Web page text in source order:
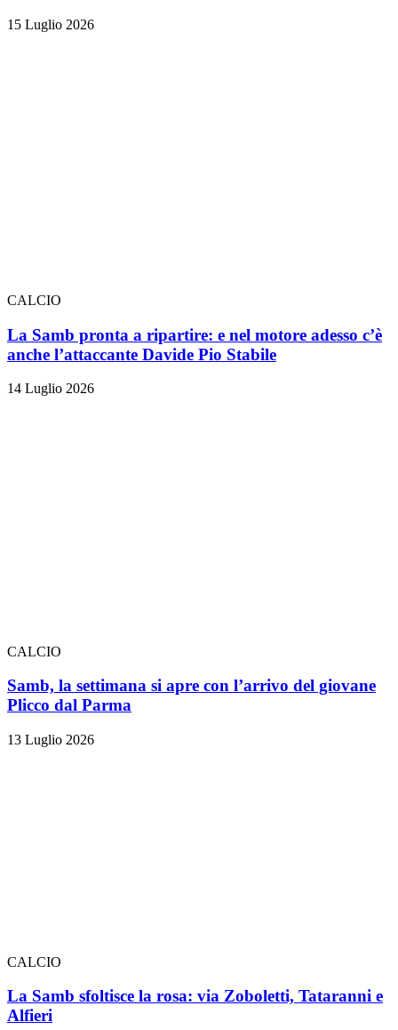
15 Luglio 2026
CALCIO
La Samb pronta a ripartire: e nel motore adesso c’è
anche l’attaccante Davide Pio Stabile
14 Luglio 2026
CALCIO
Samb, la settimana si apre con l’arrivo del giovane
Plicco dal Parma
13 Luglio 2026
CALCIO
La Samb sfoltisce la rosa: via Zoboletti, Tataranni e
Alfieri